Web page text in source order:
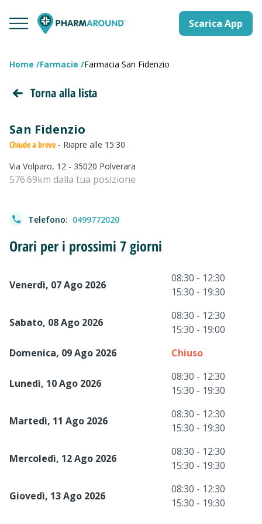
Scarica App
Home Farmacie Farmacia San Fidenzio
Torna alla lista
San Fidenzio
Chiude a breve - Riapre alle 15:30
Via Volparo, 12 - 35020 Polverara
576.69km dalla tua posizione
Telefono: 0499772020
Orari per i prossimi 7 giorni
Venerdì, 07 Ago 2026
08:30 - 12:30
15:30 - 19:30
Sabato, 08 Ago 2026
08:30 - 12:30
15:30 - 19:00
Domenica, 09 Ago 2026
Chiuso
Lunedì, 10 Ago 2026
08:30 - 12:30
15:30 - 19:30
Martedì, 11 Ago 2026
08:30 - 12:30
15:30 - 19:30
Mercoledì, 12 Ago 2026
08:30 - 12:30
15:30 - 19:30
Giovedì, 13 Ago 2026
08:30 - 12:30
15:30 - 19:30